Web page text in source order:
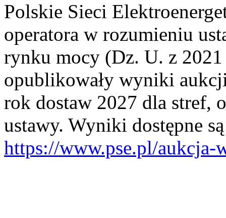
Polskie Sieci
operatora w rozumieniu
rynku mocy (Dz. U. z
opublikowały wyniki
rok dostaw 2027 dla stref,
ustawy. Wyniki dostępne
https://www.pse.pl/aukcja-